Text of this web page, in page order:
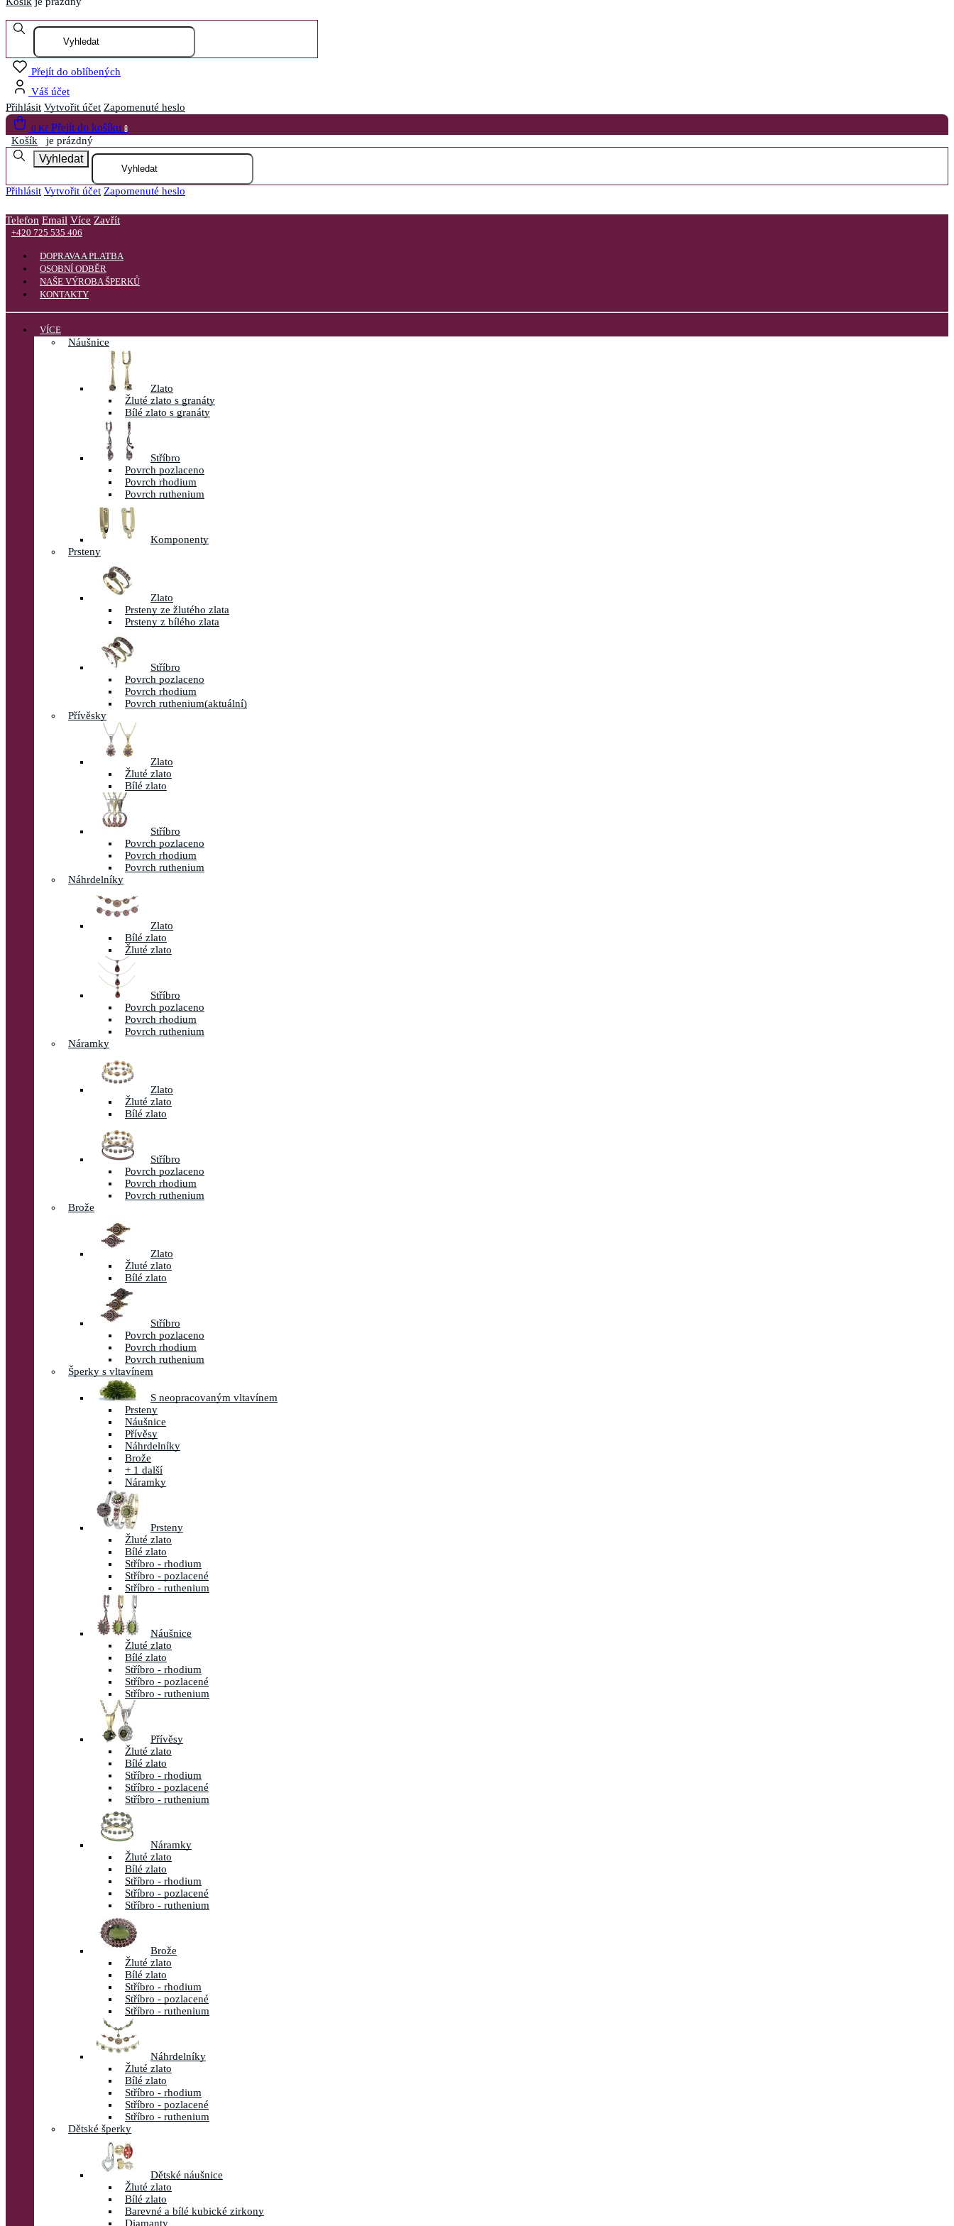
Přejít do oblíbených
Váš účet
Přihlásit Vytvořit účet Zapomenuté heslo
0 Kč Přejít do košíku 0
Košík je prázdný
Vyhledat
Přihlásit Vytvořit účet Zapomenuté heslo
Telefon Email Více Zavřít
+420 725 535 406
DOPRAVA A PLATBA
OSOBNÍ ODBĚR
NAŠE VÝROBA ŠPERKŮ
KONTAKTY
VÍCE
Náušnice
Zlato
Žluté zlato s granáty
Bílé zlato s granáty
Stříbro
Povrch pozlaceno
Povrch rhodium
Povrch ruthenium
Komponenty
Prsteny
Zlato
Prsteny ze žlutého zlata
Prsteny z bílého zlata
Stříbro
Povrch pozlaceno
Povrch rhodium
Povrch ruthenium(aktuální)
Přívěsky
Zlato
Žluté zlato
Bílé zlato
Stříbro
Povrch pozlaceno
Povrch rhodium
Povrch ruthenium
Náhrdelníky
Zlato
Bílé zlato
Žluté zlato
Stříbro
Povrch pozlaceno
Povrch rhodium
Povrch ruthenium
Náramky
Zlato
Žluté zlato
Bílé zlato
Stříbro
Povrch pozlaceno
Povrch rhodium
Povrch ruthenium
Brože
Zlato
Žluté zlato
Bílé zlato
Stříbro
Povrch pozlaceno
Povrch rhodium
Povrch ruthenium
Šperky s vltavínem
S neopracovaným vltavínem
Prsteny
Náušnice
Přívěsy
Náhrdelníky
Brože
+ 1 další
Náramky
Prsteny
Žluté zlato
Bílé zlato
Stříbro - rhodium
Stříbro - pozlacené
Stříbro - ruthenium
Náušnice
Žluté zlato
Bílé zlato
Stříbro - rhodium
Stříbro - pozlacené
Stříbro - ruthenium
Přívěsy
Žluté zlato
Bílé zlato
Stříbro - rhodium
Stříbro - pozlacené
Stříbro - ruthenium
Náramky
Žluté zlato
Bílé zlato
Stříbro - rhodium
Stříbro - pozlacené
Stříbro - ruthenium
Brože
Žluté zlato
Bílé zlato
Stříbro - rhodium
Stříbro - pozlacené
Stříbro - ruthenium
Náhrdelníky
Žluté zlato
Bílé zlato
Stříbro - rhodium
Stříbro - pozlacené
Stříbro - ruthenium
Dětské šperky
Dětské náušnice
Žluté zlato
Bílé zlato
Barevné a bílé kubické zirkony
Diamanty